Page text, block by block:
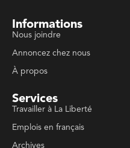
Informations
Nous joindre
Annoncez chez nous
À propos
Services
Travailler à La Liberté
Emplois en français
Archives